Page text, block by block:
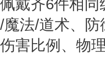
戴齐6件相
法/道术、
害比例、物